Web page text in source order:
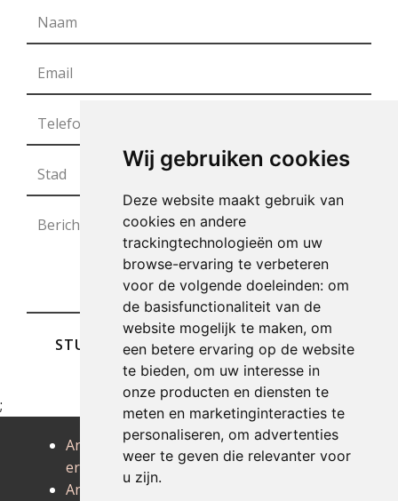
Wij gebruiken cookies
Deze website maakt gebruik van
cookies en andere
trackingtechnologieën om uw
browse-ervaring te verbeteren
voor de volgende doeleinden: om
de basisfunctionaliteit van de
website mogelijk te maken, om
een betere ervaring op de website
te bieden, om uw interesse in
onze producten en diensten te
meten en marketinginteracties te
personaliseren, om advertenties
weer te geven die relevanter voor
u zijn.
STUREN
;
Antiek
ernage
Antiek erpent Antiek
evelette
Antiek